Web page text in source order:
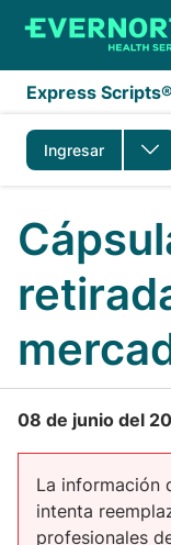
Saltar al contenido
Express
Ingresar
08 de junio del
La información
intenta
profesionales